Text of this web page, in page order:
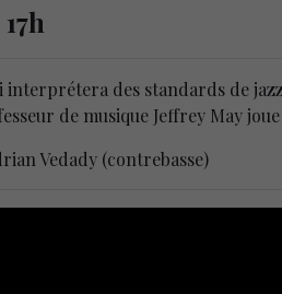
des standards de
de musique Jeffrey May
Vedady (contrebasse)